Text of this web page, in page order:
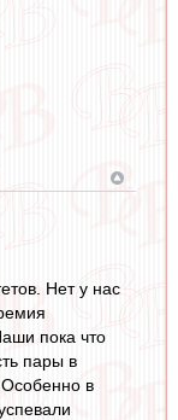
Нет у нас
пока что
пары в
в